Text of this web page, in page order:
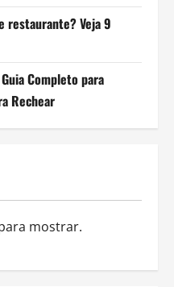
restaurante? Veja 9
Completo para
Rechear
mostrar.